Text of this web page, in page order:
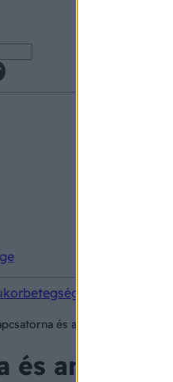
és anyagcsere egyéb
és